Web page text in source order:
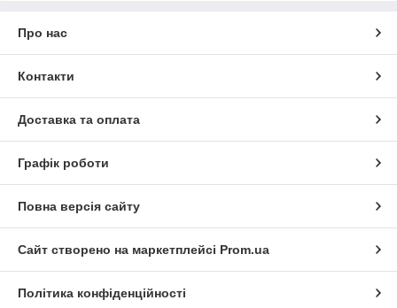
Про нас
Контакти
Доставка та оплата
Графік роботи
Повна версія сайту
Сайт створено на маркетплейсі Prom.ua
Політика конфіденційності